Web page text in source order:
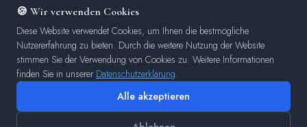
Lohnt sich die Beauftragung eines SEO-Experten?
Wie verhandle ich Preise mit SEO-Experten?+
Welche SEO-Vertragsklauseln sollte man verhandeln?+
Qualität erkennen – Betrug vermeiden
🍪 Wir verwenden Cookies
Diese Website verwendet Cookies, um Ihnen die bestmögliche
Nutzererfahrung zu bieten. Durch die weitere Nutzung der Website
stimmen Sie der Verwendung von Cookies zu. Weitere Informationen
finden Sie in unserer Datenschutzerklärung.
Alle akzeptieren